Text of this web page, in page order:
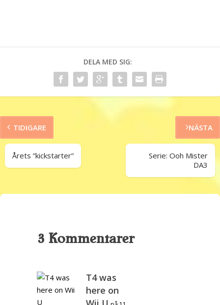
DELA MED SIG:
TIDIGARE
Årets ”kickstarter”
NÄSTA
Serie: Ooh Mister
DA3
3 Kommentarer
T4 was
here on